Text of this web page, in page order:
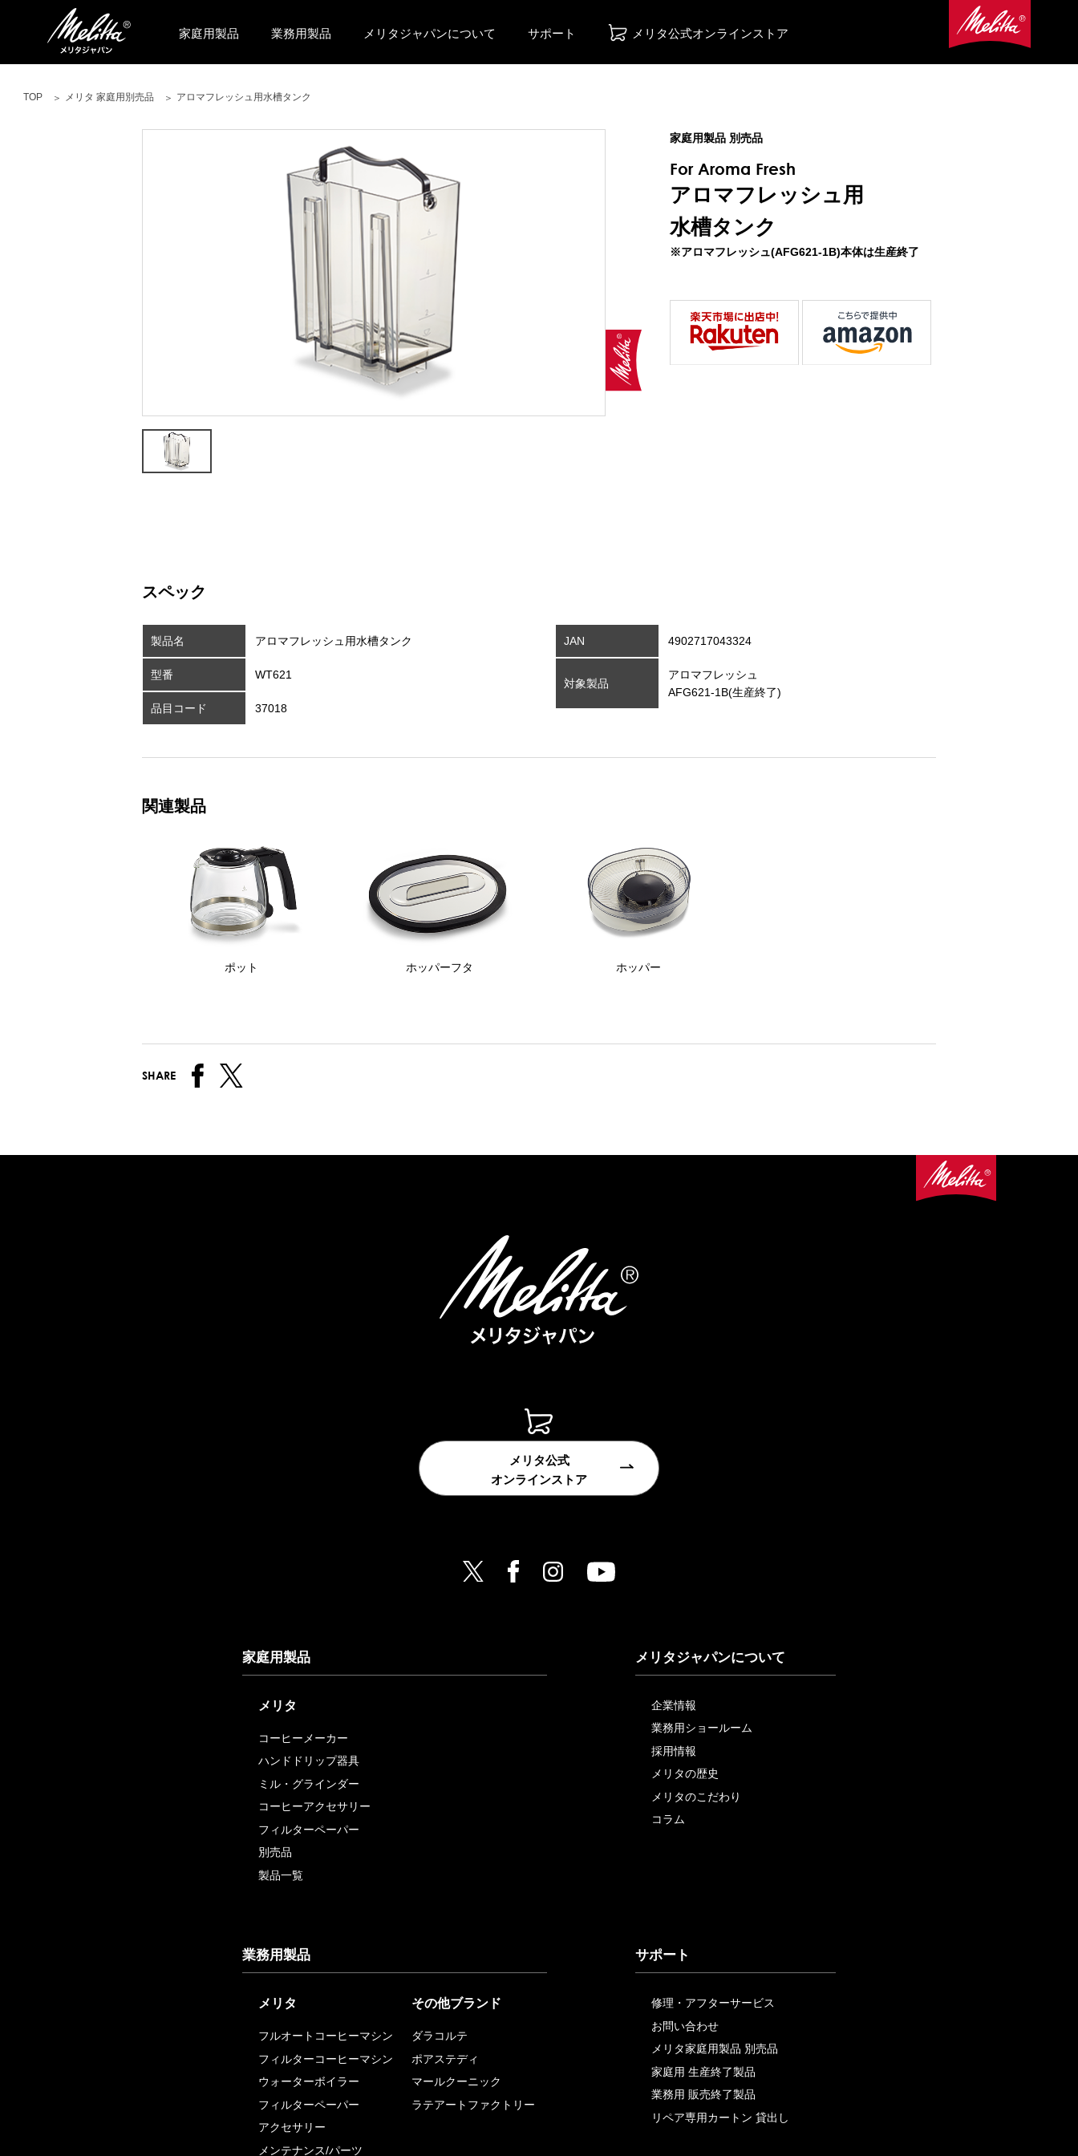
家庭用製品 業務用製品 メリタジャパンについて サポート メリタ公式オンラインストア
TOP メリタ 家庭用別売品 アロマフレッシュ用水槽タンク
家庭用製品 別売品
For Aroma Fresh
アロマフレッシュ用
水槽タンク
※アロマフレッシュ(AFG621-1B)本体は生産終了
スペック
製品名 アロマフレッシュ用水槽タンク
型番 WT621
品目コード 37018
JAN 4902717043324
対象製品
アロマフレッシュ
AFG621-1B(生産終了)
関連製品
ポット ホッパーフタ ホッパー
SHARE
メリタ公式
オンラインストア
家庭用製品
メリタ
コーヒーメーカー
ハンドドリップ器具
ミル・グラインダー
コーヒーアクセサリー
フィルターペーパー
別売品
製品一覧
業務用製品
メリタ
フルオートコーヒーマシン
フィルターコーヒーマシン
ウォーターボイラー
フィルターペーパー
アクセサリー
メンテナンス/パーツ
その他ブランド
ダラコルテ
ポアステディ
マールクーニック
ラテアートファクトリー
メリタジャパンについて
企業情報
業務用ショールーム
採用情報
メリタの歴史
メリタのこだわり
コラム
サポート
修理・アフターサービス
お問い合わせ
メリタ家庭用製品 別売品
家庭用 生産終了製品
業務用 販売終了製品
リペア専用カートン 貸出し